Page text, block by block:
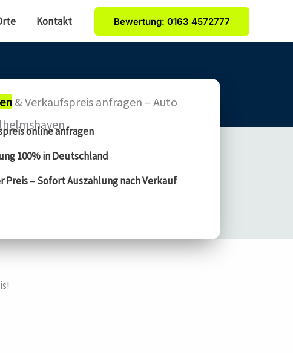
Kontakt Bewertung: 0163 4572777
& Verkaufspreis anfragen – Auto
online anfragen
100% in Deutschland
Preis – Sofort Auszahlung nach Verkauf